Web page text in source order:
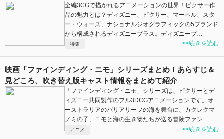
全編3CGで描かれるアニメーションの世界！ピクサー作
品の魅力とは？ディズニー、ピクサー、マーベル、スタ
ー・ウォーズ、ナショナルジオグラフィックの5ブランド
から構成されるディズニープラス。ディズニープ…
特集 >>続きを読む
映画「ファインディング・ニモ」シリーズまとめ！あらすじ＆
見どころ、吹き替え版キャスト情報をまとめて紹介
「ファインディング・ニモ」シリーズは、ピクサーとデ
ィズニー共同製作のフル3DCGアニメーションです。オ
ーストラリアのバリアリーフの海を舞台に、カクレクマ
ノミの子、ニモと海の生き物たちが送る冒険ファン…
アニメ >>続きを読む